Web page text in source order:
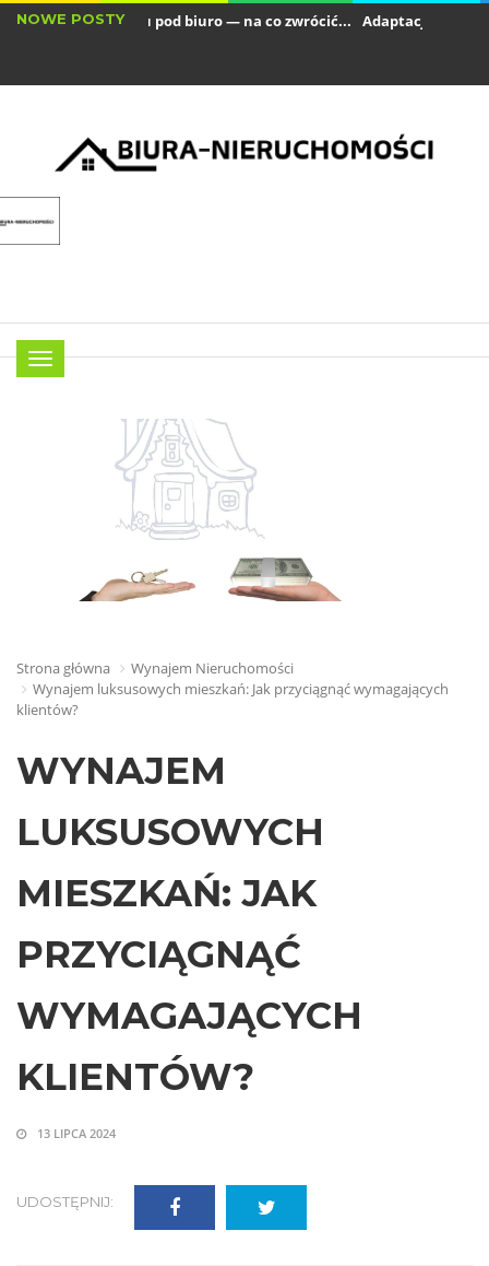
NOWE POSTY
lokalu pod biuro — na co zwrócić... Adaptacja biura w
Menu
Strona główna
Wynajem Nieruchomości
Wynajem luksusowych mieszkań: Jak przyciągnąć wymagających
klientów?
WYNAJEM
LUKSUSOWYCH
MIESZKAŃ: JAK
PRZYCIĄGNĄĆ
WYMAGAJĄCYCH
KLIENTÓW?
13 LIPCA 2024
UDOSTĘPNIJ: